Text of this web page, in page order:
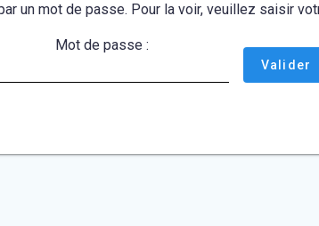
un mot de passe. Pour la voir, veuillez saisir
Mot de passe :